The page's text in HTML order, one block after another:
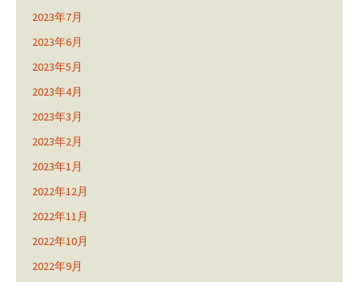
2023年7月
2023年6月
2023年5月
2023年4月
2023年3月
2023年2月
2023年1月
2022年12月
2022年11月
2022年10月
2022年9月